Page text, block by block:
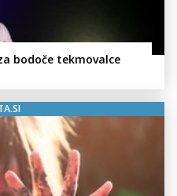
bodoče tekmovalce